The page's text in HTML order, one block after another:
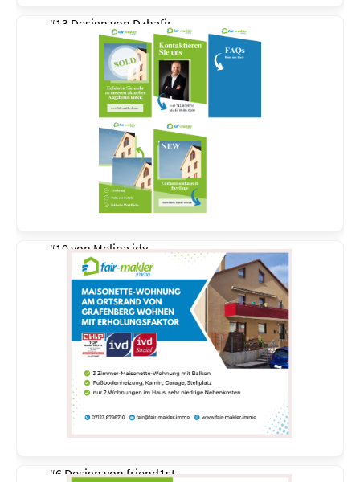
#13 Design von Dzhafir
#10 von Melina idy
#6 Design von friend1st